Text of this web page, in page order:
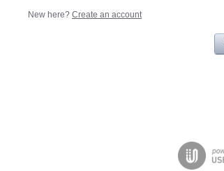
New here? Create an account